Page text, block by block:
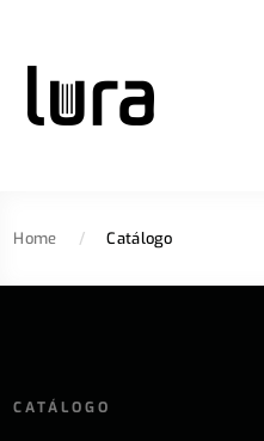
Home / Catálogo
CATÁLOGO